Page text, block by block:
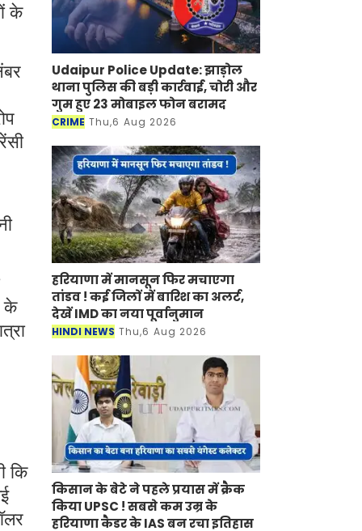
के
के
कि
Udaipur Police Update: झाड़ोल
थाना पुलिस की बड़ी कार्रवाई, चोरी और
गुम हुए 23 मोबाइल फोन बरामद
CRIME Thu,6 Aug 2026
हरियाणा में मानसून फिर मचाएगा
तांडव ! कई जिलों में बारिश का अलर्ट,
देखें IMD का नया पूर्वानुमान
HINDI NEWS Thu,6 Aug 2026
किसान के बेटे ने पहले प्रयास में क्रैक
किया UPSC ! सबसे कम उम्र के
हरियाणा कैडर के IAS बन रचा इतिहास